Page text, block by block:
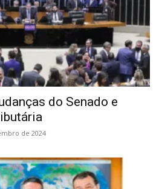
do Senado e
de 2024